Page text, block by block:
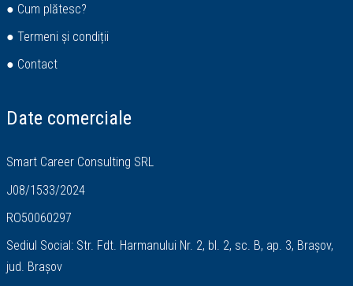
● Cum plătesc?
● Termeni și condiții
● Contact
Date comerciale
Smart Career Consulting SRL
J08/1533/2024
RO50060297
Sediul Social: Str. Fdt. Harmanului Nr. 2, bl. 2, sc. B, ap. 3, Brașov,
jud. Brașov